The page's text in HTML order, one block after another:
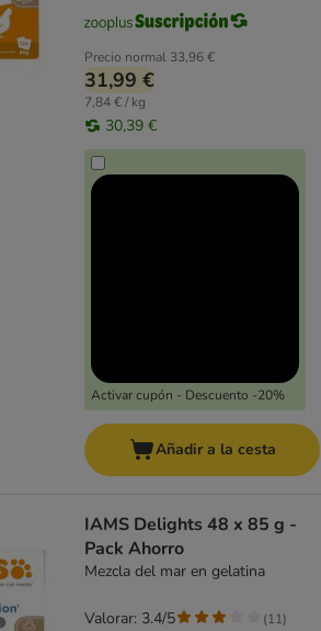
Precio normal 33,96 €
31,99 €
7,84 € / kg
30,39 €
Activar cupón - Descuento -20%
Añadir a la cesta
IAMS Delights 48 x 85 g -
Pack Ahorro
Mezcla del mar en gelatina
Valorar: 3.4/5 (11)